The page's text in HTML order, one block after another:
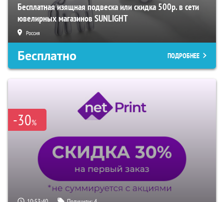
Бесплатная изящная подвеска или скидка 500р. в сети
ювелирных магазинов SUNLIGHT
Россия
Бесплатно ПОДРОБНЕЕ
-30%